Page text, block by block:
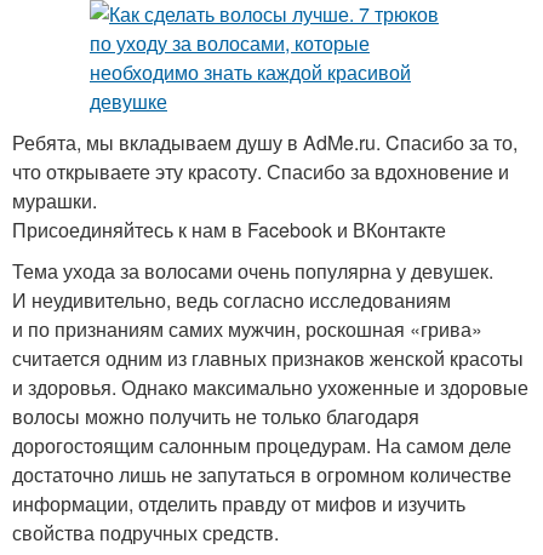
Ребята, мы вкладываем душу в AdMe.ru. Cпасибо за то,
что открываете эту красоту. Спасибо за вдохновение и
мурашки.
Присоединяйтесь к нам в Facebook и ВКонтакте
Тема ухода за волосами очень популярна у девушек.
И неудивительно, ведь согласно исследованиям
и по признаниям самих мужчин, роскошная «грива»
считается одним из главных признаков женской красоты
и здоровья. Однако максимально ухоженные и здоровые
волосы можно получить не только благодаря
дорогостоящим салонным процедурам. На самом деле
достаточно лишь не запутаться в огромном количестве
информации, отделить правду от мифов и изучить
свойства подручных средств.